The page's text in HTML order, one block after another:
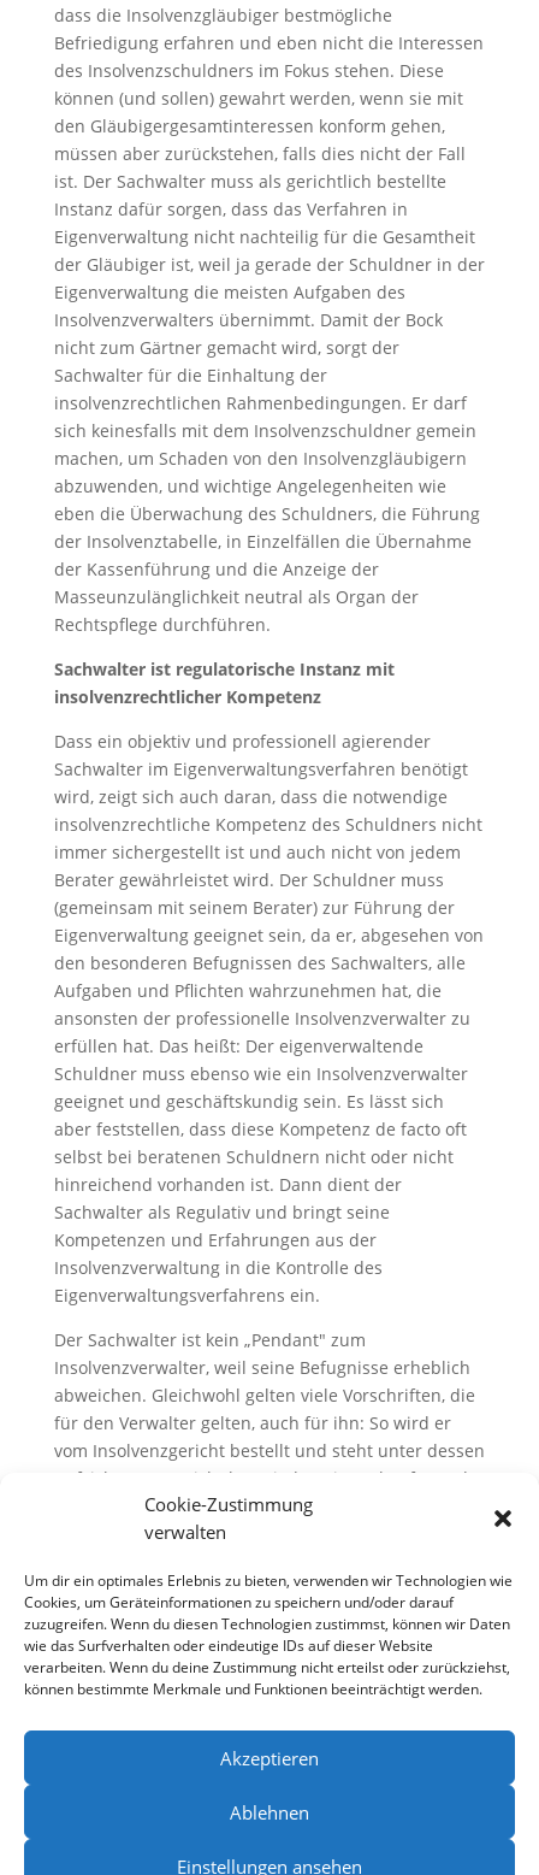
Cookie-Zustimmung
verwalten
Um dir ein optimales Erlebnis zu bieten, verwenden wir Technologien wie
Cookies, um Geräteinformationen zu speichern und/oder darauf
zuzugreifen. Wenn du diesen Technologien zustimmst, können wir Daten
wie das Surfverhalten oder eindeutige IDs auf dieser Website
verarbeiten. Wenn du deine Zustimmung nicht erteilst oder zurückziehst,
können bestimmte Merkmale und Funktionen beeinträchtigt werden.
Akzeptieren
Ablehnen
Einstellungen ansehen
dass die Insolvenzgläubiger bestmögliche
Befriedigung erfahren und eben nicht die Interessen
des Insolvenzschuldners im Fokus stehen. Diese
können (und sollen) gewahrt werden, wenn sie mit
den Gläubigergesamtinteressen konform gehen,
müssen aber zurückstehen, falls dies nicht der Fall
ist. Der Sachwalter muss als gerichtlich bestellte
Instanz dafür sorgen, dass das Verfahren in
Eigenverwaltung nicht nachteilig für die Gesamtheit
der Gläubiger ist, weil ja gerade der Schuldner in der
Eigenverwaltung die meisten Aufgaben des
Insolvenzverwalters übernimmt. Damit der Bock
nicht zum Gärtner gemacht wird, sorgt der
Sachwalter für die Einhaltung der
insolvenzrechtlichen Rahmenbedingungen. Er darf
sich keinesfalls mit dem Insolvenzschuldner gemein
machen, um Schaden von den Insolvenzgläubigern
abzuwenden, und wichtige Angelegenheiten wie
eben die Überwachung des Schuldners, die Führung
der Insolvenztabelle, in Einzelfällen die Übernahme
der Kassenführung und die Anzeige der
Masseunzulänglichkeit neutral als Organ der
Rechtspflege durchführen.
Sachwalter ist regulatorische Instanz mit
insolvenzrechtlicher Kompetenz
Dass ein objektiv und professionell agierender
Sachwalter im Eigenverwaltungsverfahren benötigt
wird, zeigt sich auch daran, dass die notwendige
insolvenzrechtliche Kompetenz des Schuldners nicht
immer sichergestellt ist und auch nicht von jedem
Berater gewährleistet wird. Der Schuldner muss
(gemeinsam mit seinem Berater) zur Führung der
Eigenverwaltung geeignet sein, da er, abgesehen von
den besonderen Befugnissen des Sachwalters, alle
Aufgaben und Pflichten wahrzunehmen hat, die
ansonsten der professionelle Insolvenzverwalter zu
erfüllen hat. Das heißt: Der eigenverwaltende
Schuldner muss ebenso wie ein Insolvenzverwalter
geeignet und geschäftskundig sein. Es lässt sich
aber feststellen, dass diese Kompetenz de facto oft
selbst bei beratenen Schuldnern nicht oder nicht
hinreichend vorhanden ist. Dann dient der
Sachwalter als Regulativ und bringt seine
Kompetenzen und Erfahrungen aus der
Insolvenzverwaltung in die Kontrolle des
Eigenverwaltungsverfahrens ein.
Der Sachwalter ist kein „Pendant″ zum
Insolvenzverwalter, weil seine Befugnisse erheblich
abweichen. Gleichwohl gelten viele Vorschriften, die
für den Verwalter gelten, auch für ihn: So wird er
vom Insolvenzgericht bestellt und steht unter dessen
Aufsicht. Das Gericht kann jederzeit Auskünfte und
Berichte über den Sachstand und die
Geschäftsführung von dem Sachwalter verlangen.
Verfahrensaufsicht zu unterstützen und zu
qualifizieren, ist die Hauptaufgabe des Sachwalters,
der seine Rolle ernst nimmt.
Impressum Datenschutz Kontakt